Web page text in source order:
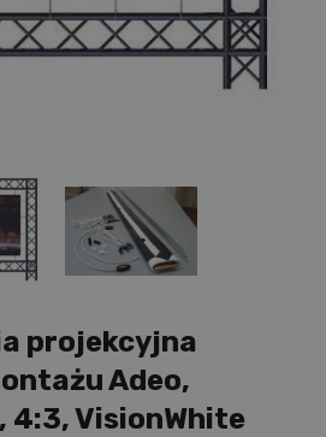
projekcyjna
Adeo,
VisionWhite